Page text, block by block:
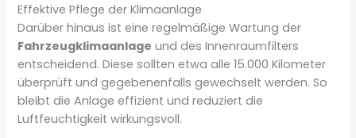
Effektive Pflege der Klimaanlage
Darüber hinaus ist eine regelmäßige Wartung der
Fahrzeugklimaanlage und des Innenraumfilters
entscheidend. Diese sollten etwa alle 15.000 Kilometer
überprüft und gegebenenfalls gewechselt werden. So
bleibt die Anlage effizient und reduziert die
Luftfeuchtigkeit wirkungsvoll.